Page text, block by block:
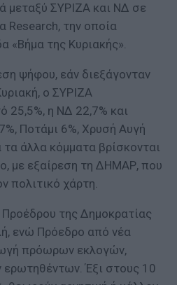
μεταξύ ΣΥΡΙΖΑ και ΝΔ σε
Research, την οποία
«Βήμα της Κυριακής».
ψήφου, εάν διεξάγονταν
ο ΣΥΡΙΖΑ
25,5%, η ΝΔ 22,7% και
Ποτάμι 6%, Χρυσή Αυγή
τα άλλα κόμματα βρίσκονται
με εξαίρεση τη ΔΗΜΑΡ, που
πολιτικό χάρτη.
της Δημοκρατίας
ενώ Πρόεδρο από νέα
πρόωρων εκλογών,
ερωτηθέντων. Έξι στους 10